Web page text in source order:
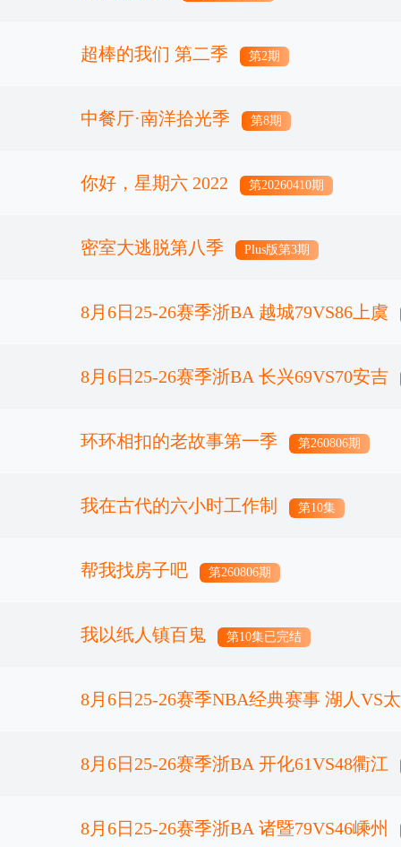
超棒的我们 第二季 第2期
中餐厅·南洋拾光季 第8期
你好，星期六 2022 第20260410期
密室大逃脱第八季 Plus版第3期
8月6日25-26赛季浙BA 越城79VS86上虞
8月6日25-26赛季浙BA 长兴69VS70安吉
环环相扣的老故事第一季 第260806期
我在古代的六小时工作制 第10集
帮我找房子吧 第260806期
我以纸人镇百鬼 第10集已完结
8月6日25-26赛季NBA经典赛事 湖人VS
8月6日25-26赛季浙BA 开化61VS48衢江
8月6日25-26赛季浙BA 诸暨79VS46嵊州